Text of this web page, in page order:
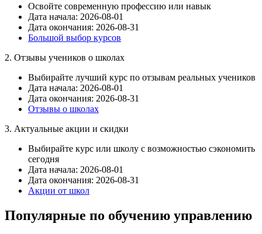
Освойте современную профессию или навык
Дата начала: 2026-08-01
Дата окончания: 2026-08-31
Большой выбор курсов
2. Отзывы учеников о школах
Выбирайте лучший курс по отзывам реальных учеников
Дата начала: 2026-08-01
Дата окончания: 2026-08-31
Отзывы о школах
3. Актуальные акции и скидки
Выбирайте курс или школу с возможностью сэкономить
сегодня
Дата начала: 2026-08-01
Дата окончания: 2026-08-31
Акции от школ
Популярные по обучению управлению